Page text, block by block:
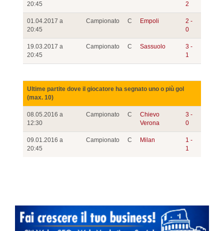
20:45
2
01.04.2017 a
20:45
Campionato C Empoli
2 -
0
19.03.2017 a
20:45
Campionato C Sassuolo
3 -
1
Ultime partite dove il giocatore ha segnato uno o più gol
(max. 10)
08.05.2016 a
12:30
Campionato C
Chievo
Verona
3 -
0
09.01.2016 a
20:45
Campionato C Milan
1 -
1